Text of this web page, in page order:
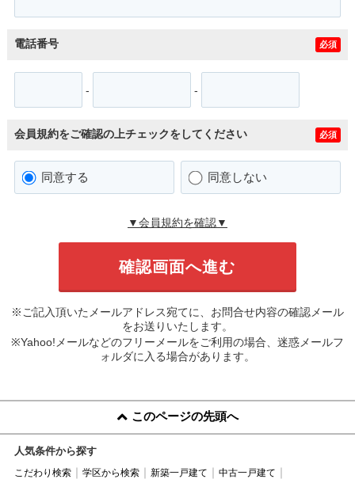
電話番号 必須
- -
会員規約をご確認の上チェックをしてください 必須
同意する 同意しない
▼会員規約を確認▼
※ご記入頂いたメールアドレス宛てに、お問合せ内容の確認メール
をお送りいたします。
※Yahoo!メールなどのフリーメールをご利用の場合、迷惑メールフ
ォルダに入る場合があります。
このページの先頭へ
人気条件から探す
こだわり検索 学区から検索 新築一戸建て
中古一戸建て